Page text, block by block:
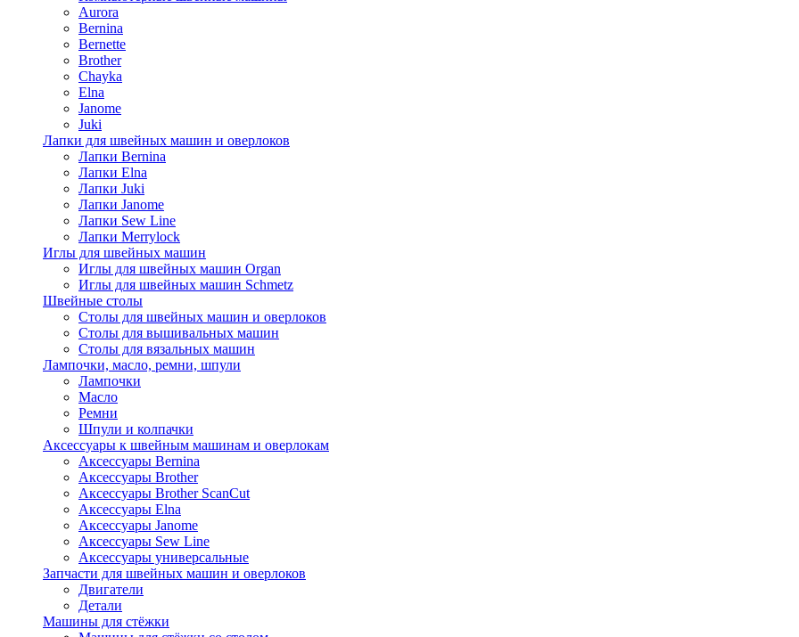
Aurora
Bernina
Bernette
Brother
Chayka
Elna
Janome
Juki
Лапки для швейных машин и оверлоков
Лапки Bernina
Лапки Elna
Лапки Juki
Лапки Janome
Лапки Sew Line
Лапки Merrylock
Иглы для швейных машин
Иглы для швейных машин Organ
Иглы для швейных машин Schmetz
Швейные столы
Столы для швейных машин и оверлоков
Столы для вышивальных машин
Столы для вязальных машин
Лампочки, масло, ремни, шпули
Лампочки
Масло
Ремни
Шпули и колпачки
Аксессуары к швейным машинам и оверлокам
Аксессуары Bernina
Аксессуары Brother
Аксессуары Brother ScanCut
Аксессуары Elna
Аксессуары Janome
Аксессуары Sew Line
Аксессуары универсальные
Запчасти для швейных машин и оверлоков
Двигатели
Детали
Машины для стёжки